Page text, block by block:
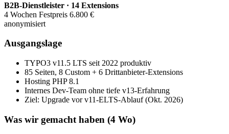
B2B-Dienstleister · 14 Extensions
4 Wochen Festpreis 6.800 €
anonymisiert
Ausgangslage
TYPO3 v11.5 LTS seit 2022 produktiv
85 Seiten, 8 Custom + 6 Drittanbieter-Extensions
Hosting PHP 8.1
Internes Dev-Team ohne tiefe v13-Erfahrung
Ziel: Upgrade vor v11-ELTS-Ablauf (Okt. 2026)
Was wir gemacht haben (4 Wo)